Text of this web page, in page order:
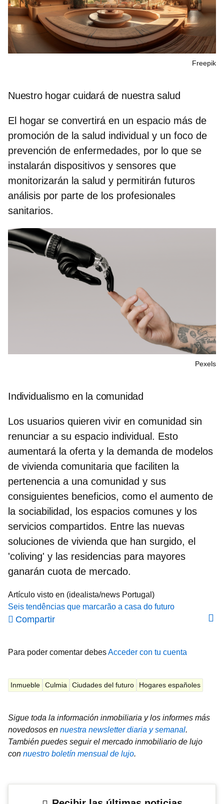
Freepik
Nuestro hogar cuidará de nuestra salud
El hogar se convertirá en un espacio más de
promoción de la salud individual y un foco de
prevención de enfermedades, por lo que se
instalarán dispositivos y sensores que
monitorizarán la salud y permitirán futuros
análisis por parte de los profesionales
sanitarios.
Pexels
Individualismo en la comunidad
Los usuarios quieren vivir en comunidad sin
renunciar a su espacio individual . Esto
aumentará la oferta y la demanda de modelos
de vivienda comunitaria que faciliten la
pertenencia a una comunidad y sus
consiguientes beneficios, como el aumento de
la sociabilidad, los espacios comunes y los
servicios compartidos. Entre las nuevas
soluciones de vivienda que han surgido, el
'coliving' y las residencias para mayores
ganarán cuota de mercado.
Artículo visto en (idealista/news Portugal)
Seis tendências que marcarão a casa do futuro
Compartir
Para poder comentar debesAcceder con tu cuenta
Inmueble Culmia Ciudades del futuro Hogares españoles
Sigue toda la información inmobiliaria y los informes más
novedosos en nuestra newsletter diaria y semanal.
También puedes seguir el mercado inmobiliario de lujo
con nuestro boletín mensual de lujo.